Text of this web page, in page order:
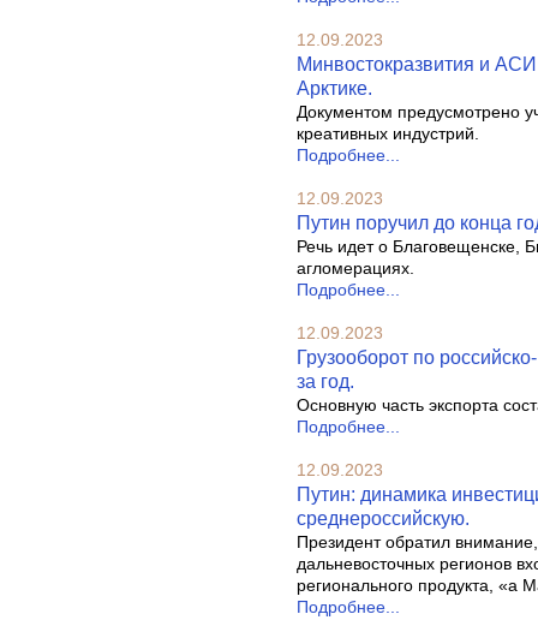
12.09.2023
Минвостокразвития и
Арктике.
Документом предусмотрено
креативных индустрий.
Подробнее...
12.09.2023
Путин поручил до конца
Речь идет о Благовещенске,
агломерациях.
Подробнее...
12.09.2023
Грузооборот по
за год.
Основную часть экспорта
Подробнее...
12.09.2023
Путин: динамика
среднероссийскую.
Президент обратил
дальневосточных регионов
регионального продукта, «а
Подробнее...